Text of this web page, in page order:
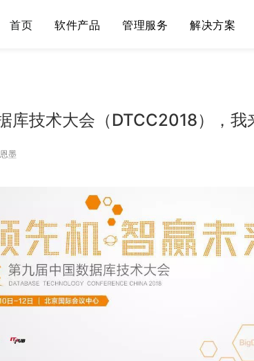
首页 软件产品 管理服务 解决方案
库技术大会（DTCC2018），我
墨